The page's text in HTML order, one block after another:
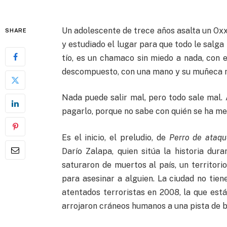
SHARE
Un adolescente de trece años asalta un
y estudiado el lugar para que todo le
tío, es un chamaco sin miedo a nada,
descompuesto, con una mano y su
Nada puede salir mal, pero todo sale
pagarlo, porque no sabe con quién se ha
Es el inicio, el preludio, de Perro de
Darío Zalapa, quien sitúa la historia
saturaron de muertos al país, un
para asesinar a alguien. La ciudad no
atentados terroristas en 2008, la que
arrojaron cráneos humanos a una pista de